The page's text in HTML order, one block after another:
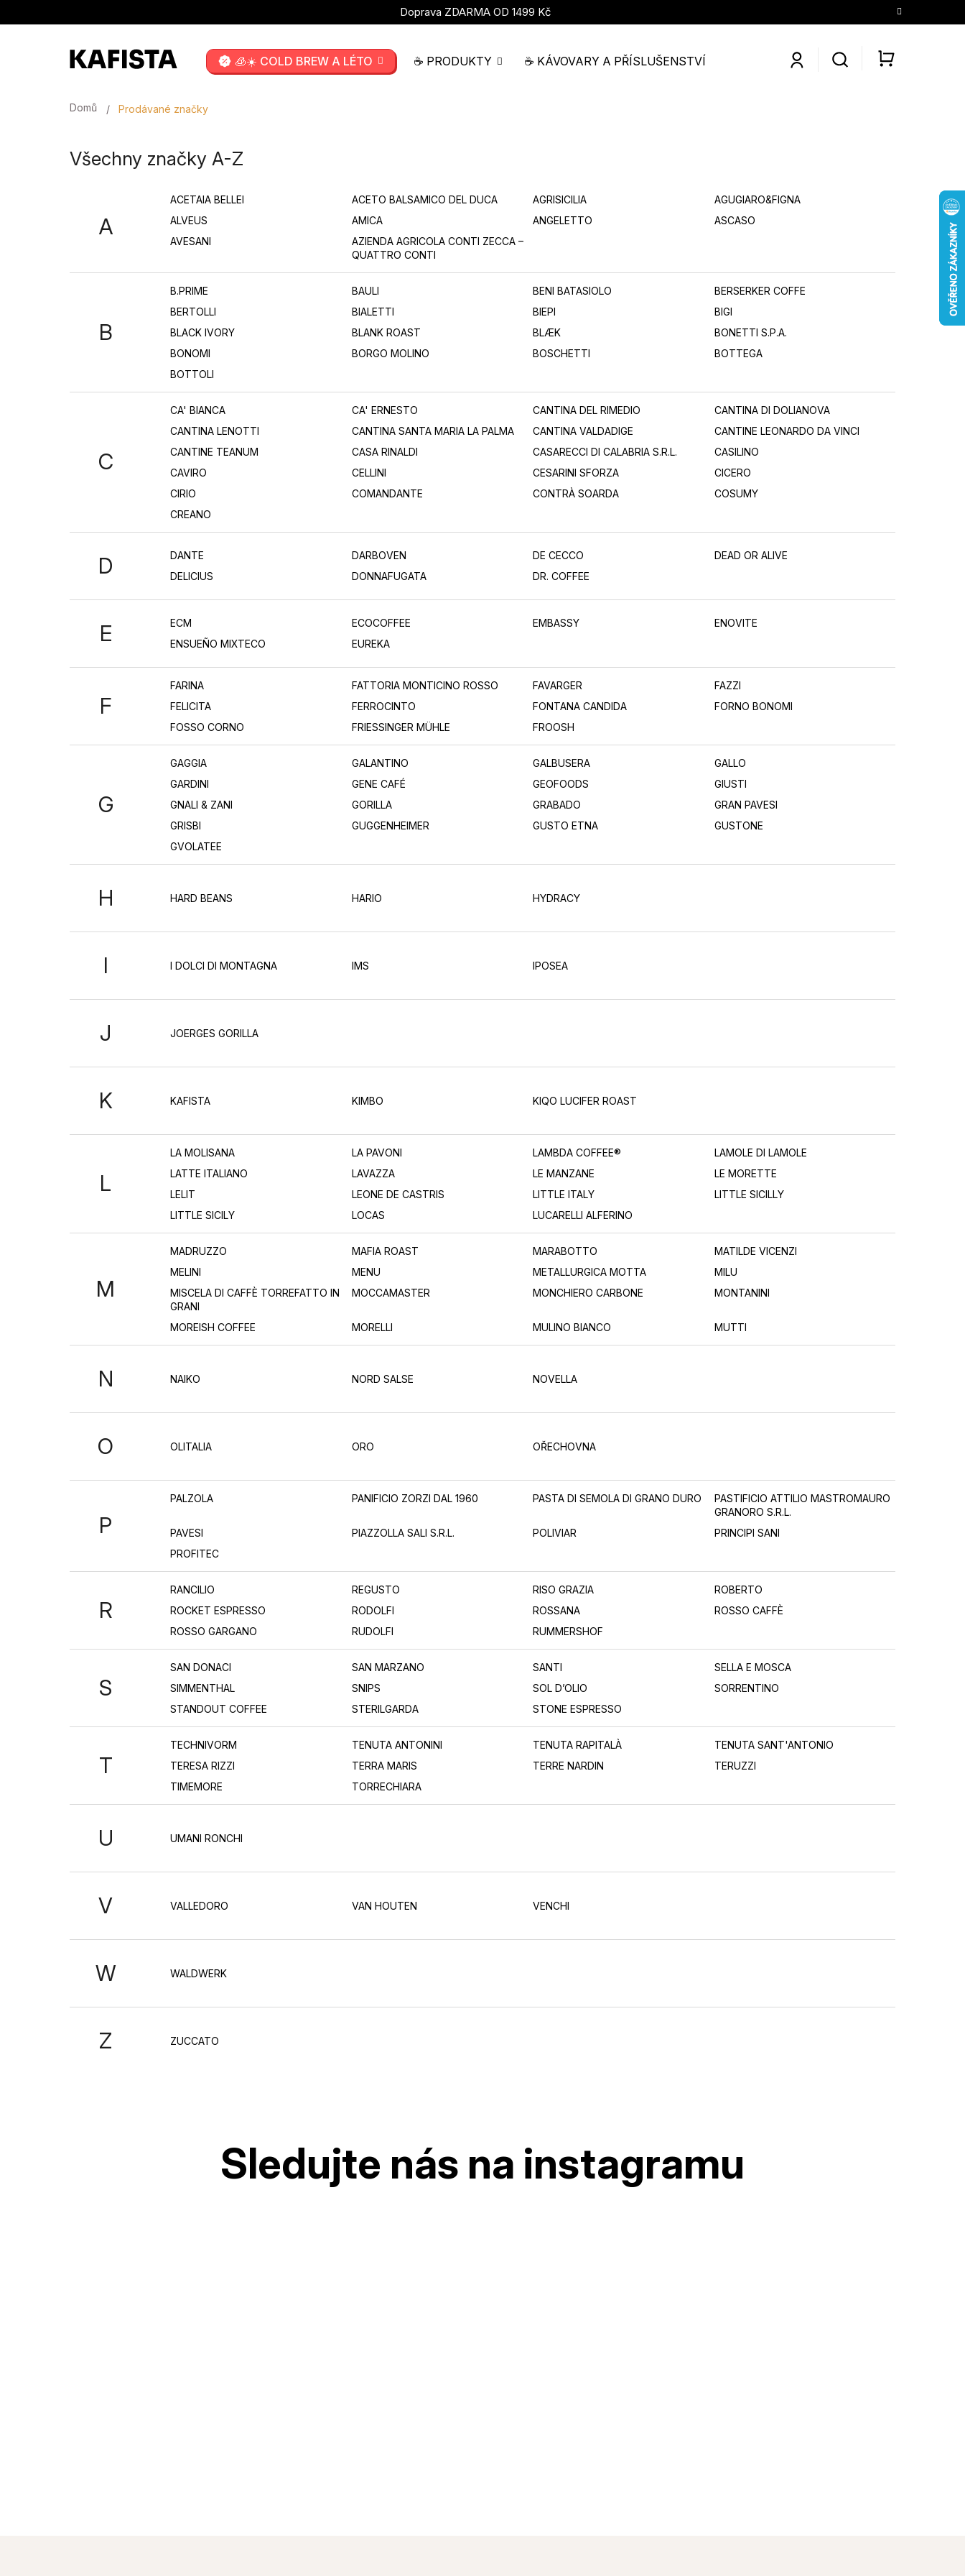
Doprava ZDARMA OD 1499 Kč
🧊☀️ COLD BREW A LÉTO ☕ PRODUKTY ☕ KÁVOVARY A PŘÍSLUŠENSTVÍ KONTAKTY O NÁS
Domů Prodávané značky
Všechny značky A-Z
A
ACETAIA BELLEI ACETO BALSAMICO DEL DUCA AGRISICILIA
AGUGIARO&FIGNA
ALVEUS
AMICA ANGELETTO
ASCASO
AVESANI
AZIENDA AGRICOLA CONTI ZECCA –
QUATTRO CONTI
B
B.PRIME BAULI BENI BATASIOLO
BERSERKER COFFE
BERTOLLI
BIALETTI BIEPI
BIGI
BLACK IVORY
BLANK ROAST BLÆK
BONETTI S.P.A.
BONOMI
BORGO MOLINO BOSCHETTI
BOTTEGA
BOTTOLI
C
CA' BIANCA CA' ERNESTO CANTINA DEL RIMEDIO
CANTINA DI DOLIANOVA
CANTINA LENOTTI
CANTINA SANTA MARIA LA PALMA CANTINA VALDADIGE
CANTINE LEONARDO DA VINCI
CANTINE TEANUM
CASA RINALDI CASARECCI DI CALABRIA S.R.L.
CASILINO
CAVIRO
CELLINI CESARINI SFORZA
CICERO
CIRIO
COMANDANTE CONTRÀ SOARDA
COSUMY
CREANO
D DANTE DARBOVEN DE CECCO
DEAD OR ALIVE
DELICIUS
DONNAFUGATA DR. COFFEE
E ECM ECOCOFFEE EMBASSY
ENOVITE
ENSUEÑO MIXTECO
EUREKA
F
FARINA FATTORIA MONTICINO ROSSO FAVARGER
FAZZI
FELICITA
FERROCINTO FONTANA CANDIDA
FORNO BONOMI
FOSSO CORNO
FRIESSINGER MÜHLE FROOSH
G
GAGGIA GALANTINO GALBUSERA
GALLO
GARDINI
GENE CAFÉ GEOFOODS
GIUSTI
GNALI & ZANI
GORILLA GRABADO
GRAN PAVESI
GRISBI
GUGGENHEIMER GUSTO ETNA
GUSTONE
GVOLATEE
H HARD BEANS HARIO HYDRACY
I I DOLCI DI MONTAGNA IMS IPOSEA
J JOERGES GORILLA
K KAFISTA KIMBO KIQO LUCIFER ROAST
L
LA MOLISANA LA PAVONI LAMBDA COFFEE®
LAMOLE DI LAMOLE
LATTE ITALIANO
LAVAZZA LE MANZANE
LE MORETTE
LELIT
LEONE DE CASTRIS LITTLE ITALY
LITTLE SICILLY
LITTLE SICILY
LOCAS LUCARELLI ALFERINO
M
MADRUZZO MAFIA ROAST MARABOTTO
MATILDE VICENZI
MELINI
MENU METALLURGICA MOTTA
MILU
MISCELA DI CAFFÈ TORREFATTO IN
GRANI
MOCCAMASTER MONCHIERO CARBONE MONTANINI
MOREISH COFFEE MORELLI MULINO BIANCO MUTTI
N NAIKO NORD SALSE NOVELLA
O OLITALIA ORO OŘECHOVNA
P
PALZOLA PANIFICIO ZORZI DAL 1960 PASTA DI SEMOLA DI GRANO DURO
PASTIFICIO ATTILIO MASTROMAURO
GRANORO S.R.L.
PAVESI
PIAZZOLLA SALI S.R.L. POLIVIAR
PRINCIPI SANI
PROFITEC
R
RANCILIO REGUSTO RISO GRAZIA
ROBERTO
ROCKET ESPRESSO
RODOLFI ROSSANA
ROSSO CAFFÈ
ROSSO GARGANO
RUDOLFI RUMMERSHOF
S
SAN DONACI SAN MARZANO SANTI
SELLA E MOSCA
SIMMENTHAL
SNIPS SOL D’OLIO
SORRENTINO
STANDOUT COFFEE
STERILGARDA STONE ESPRESSO
T
TECHNIVORM TENUTA ANTONINI TENUTA RAPITALÀ
TENUTA SANT'ANTONIO
TERESA RIZZI
TERRA MARIS TERRE NARDIN
TERUZZI
TIMEMORE
TORRECHIARA
U UMANI RONCHI
V VALLEDORO VAN HOUTEN VENCHI
W WALDWERK
Z ZUCCATO